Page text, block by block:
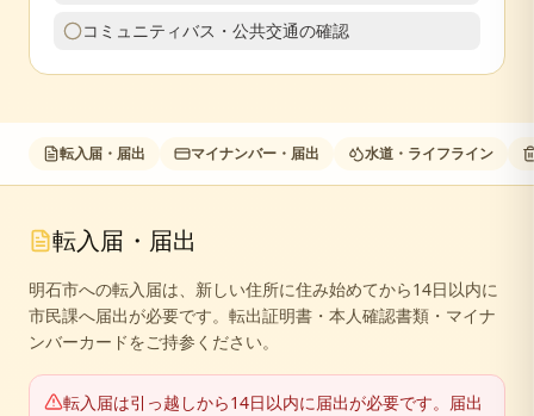
コミュニティバス・公共交通の確認
転入届・届出 マイナンバー・届出 水道・ライフライン
転入届・届出
明石市への転入届は、新しい住所に住み始めてから14日以内に
市民課へ届出が必要です。転出証明書・本人確認書類・マイナ
ンバーカードをご持参ください。
転入届は引っ越しから14日以内に届出が必要です。届出